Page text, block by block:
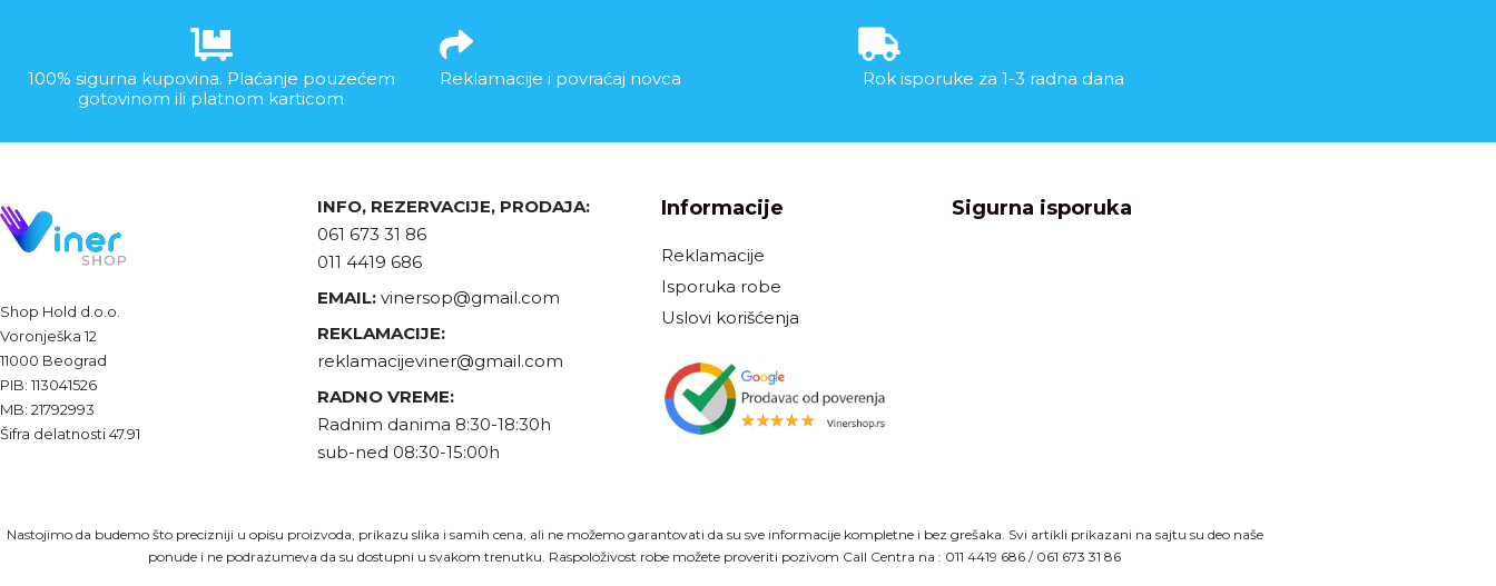
100% sigurna kupovina. Plaćanje pouzećem
gotovinom ili platnom karticom
Reklamacije i povraćaj novca Rok isporuke za 1-3 radna dana
Shop Hold d.o.o.
Voronješka 12
11000 Beograd
PIB: 113041526
MB: 21792993
Šifra delatnosti 47.91
INFO, REZERVACIJE, PRODAJA:
061 673 31 86
011 4419 686
EMAIL: vinersop@gmail.com
REKLAMACIJE:
reklamacijeviner@gmail.com
RADNO VREME:
Radnim danima 8:30-18:30h
sub-ned 08:30-15:00h
Informacije
Reklamacije
Isporuka robe
Uslovi korišćenja
Sigurna isporuka
Nastojimo da budemo što precizniji u opisu proizvoda, prikazu slika i samih cena, ali ne možemo garantovati da su sve informacije kompletne i bez grešaka. Svi artikli prikazani na sajtu su deo naše
ponude i ne podrazumeva da su dostupni u svakom trenutku. Raspoloživost robe možete proveriti pozivom Call Centra na : 011 4419 686 / 061 673 31 86